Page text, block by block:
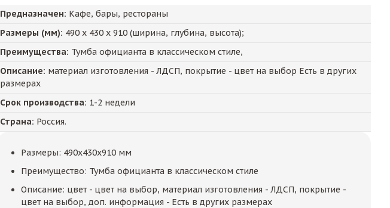
Предназначен: Кафе, бары, рестораны
Размеры (мм): 490 х 430 х 910 (ширина, глубина, высота);
Преимущества: Тумба официанта в классическом стиле,
Описание: материал изготовления - ЛДСП, покрытие - цвет на выбор Есть в других
размерах
Срок производства: 1-2 недели
Страна: Россия.
Размеры: 490x430x910 мм
Преимущество: Тумба официанта в классическом стиле
Описание: цвет - цвет на выбор, материал изготовления - ЛДСП, покрытие -
цвет на выбор, доп. информация - Есть в других размерах